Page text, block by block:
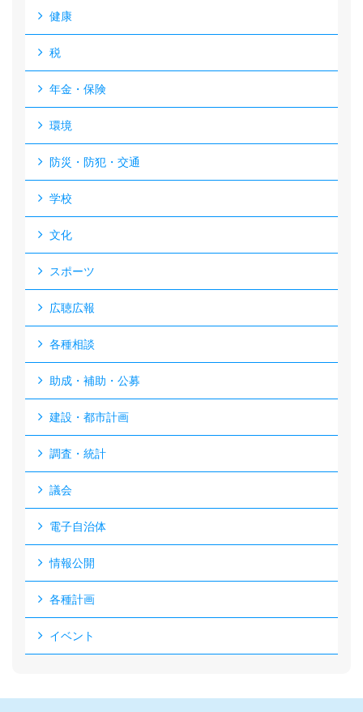
健康
税
年金・保険
環境
防災・防犯・交通
学校
文化
スポーツ
広聴広報
各種相談
助成・補助・公募
建設・都市計画
調査・統計
議会
電子自治体
情報公開
各種計画
イベント